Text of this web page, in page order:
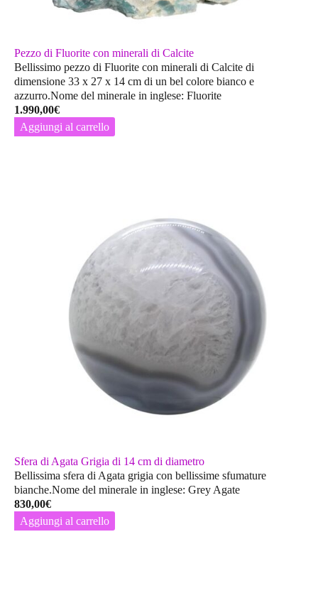
Pezzo di Fluorite con minerali di Calcite
Bellissimo pezzo di Fluorite con minerali di Calcite di
dimensione 33 x 27 x 14 cm di un bel colore bianco e
azzurro.Nome del minerale in inglese: Fluorite
1.990,00€
Aggiungi al carrello
Sfera di Agata Grigia di 14 cm di diametro
Bellissima sfera di Agata grigia con bellissime sfumature
bianche.Nome del minerale in inglese: Grey Agate
830,00€
Aggiungi al carrello